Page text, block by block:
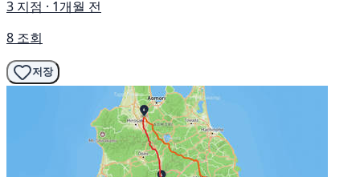
3 지점 · 1개월 전
8 조회
저장